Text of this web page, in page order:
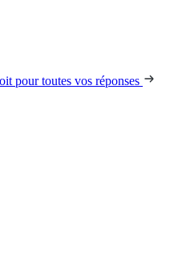
pour toutes vos réponses